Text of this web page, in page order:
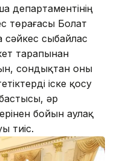
департаментінің
төрағасы Болат
сыбайлас
тарапынан
сондықтан оны
іске қосу
бастысы, әр
бойын аулақ
тиіс.